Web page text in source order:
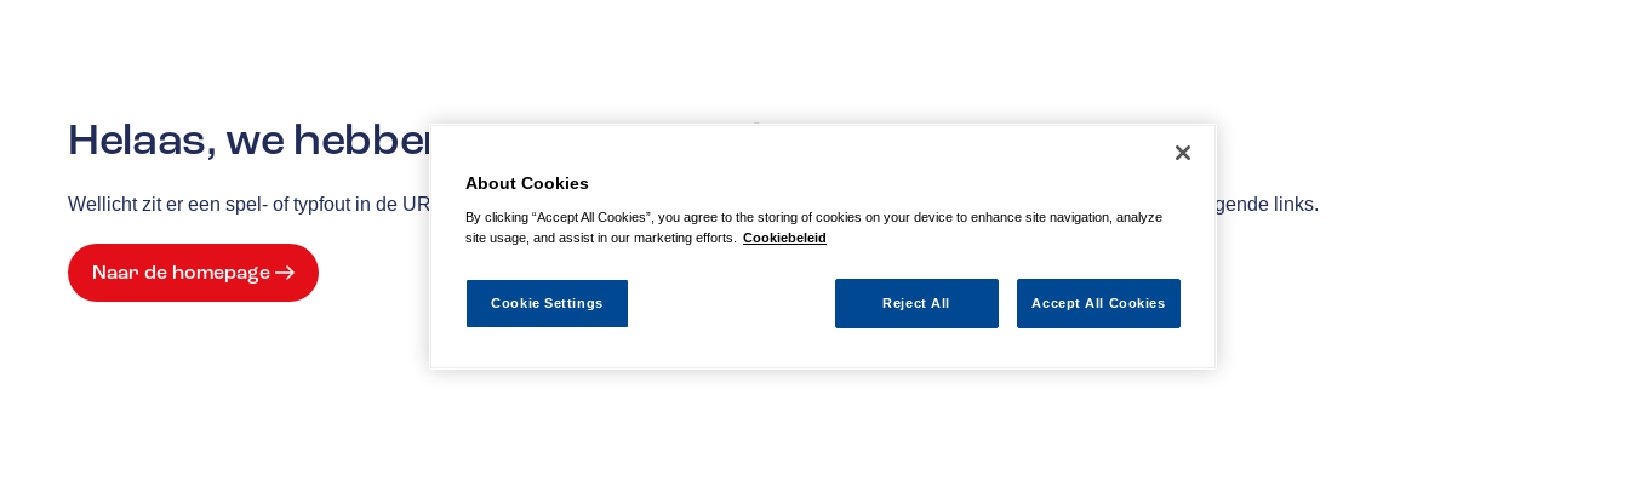
Helaas, we hebben de pagina niet kunnen vinden
Wellicht zit er een spel- of typfout in de URL of is de actie waarnaar u zocht al verlopen. We hopen u weer op weg te helpen met de volgende links.
Naar de homepage
About Cookies
By clicking “Accept All Cookies”, you agree to the storing of cookies on your device to enhance site navigation, analyze
site usage, and assist in our marketing efforts.
Cookiebeleid
Reject All Accept All Cookies
Cookie Settings